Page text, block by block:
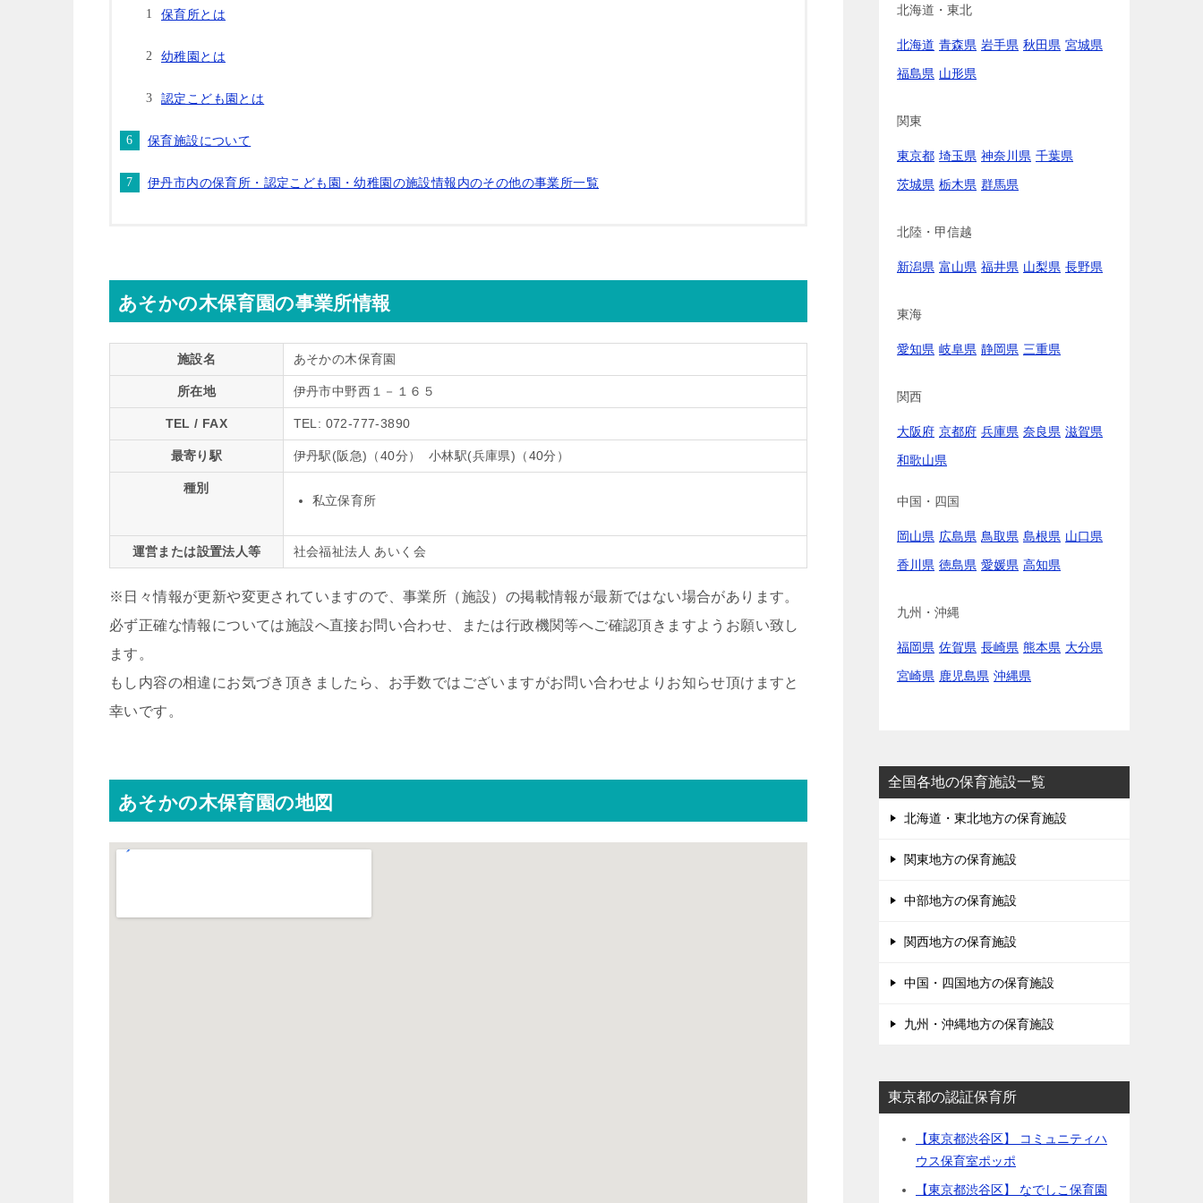
保育所とは
幼稚園とは
認定こども園とは
保育施設について
伊丹市内の保育所・認定こども園・幼稚園の施設情報内のその他の事業所一覧
あそかの木保育園の事業所情報
施設名 あそかの木保育園
所在地 伊丹市中野西１－１６５
TEL / FAX TEL: 072-777-3890
最寄り駅 伊丹駅(阪急)（40分） 小林駅(兵庫県)（40分）
種別
私立保育所
運営または設置法人等 社会福祉法人 あいく会
※日々情報が更新や変更されていますので、事業所（施設）の掲載情報が最新ではない場合があります。
必ず正確な情報については施設へ直接お問い合わせ、または行政機関等へご確認頂きますようお願い致し
ます。
もし内容の相違にお気づき頂きましたら、お手数ではございますがお問い合わせよりお知らせ頂けますと
幸いです。
あそかの木保育園の地図
北海道・東北
北海道 青森県 岩手県 秋田県 宮城県
福島県 山形県
関東
東京都 埼玉県 神奈川県 千葉県
茨城県 栃木県 群馬県
北陸・甲信越
新潟県 富山県 福井県 山梨県 長野県
東海
愛知県 岐阜県 静岡県 三重県
関西
大阪府 京都府 兵庫県 奈良県 滋賀県
和歌山県
中国・四国
岡山県 広島県 鳥取県 島根県 山口県
香川県 徳島県 愛媛県 高知県
九州・沖縄
福岡県 佐賀県 長崎県 熊本県 大分県
宮崎県 鹿児島県 沖縄県
全国各地の保育施設一覧
北海道・東北地方の保育施設
関東地方の保育施設
中部地方の保育施設
関西地方の保育施設
中国・四国地方の保育施設
九州・沖縄地方の保育施設
東京都の認証保育所
【東京都渋谷区】 コミュニティハ
ウス保育室ポッポ
【東京都渋谷区】 なでしこ保育園